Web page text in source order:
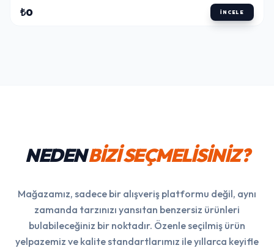
₺0 İNCELE
NEDENBİZİ SEÇMELİSİNİZ?
Mağazamız, sadece bir alışveriş platformu değil, aynı
zamanda tarzınızı yansıtan benzersiz ürünleri
bulabileceğiniz bir noktadır. Özenle seçilmiş ürün
yelpazemiz ve kalite standartlarımız ile yıllarca keyifle